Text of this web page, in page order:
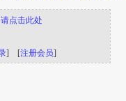
请点击此处
] [注册会员]